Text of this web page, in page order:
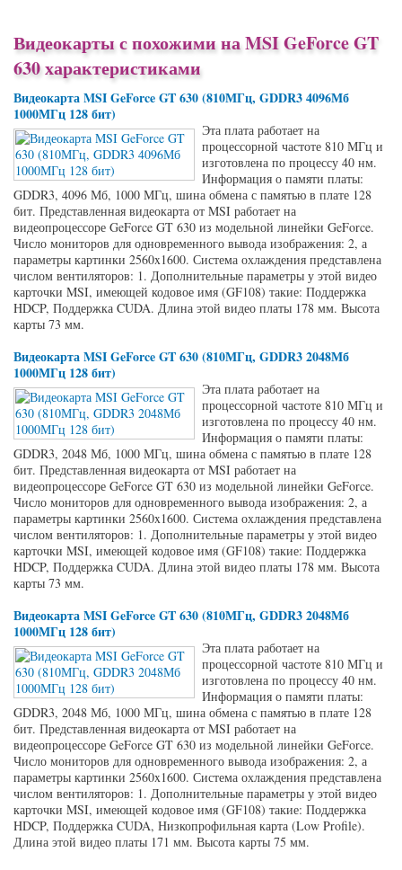
Видеокарты с похожими на MSI GeForce GT
630 характеристиками
Видеокарта MSI GeForce GT 630 (810МГц, GDDR3 4096Мб
1000МГц 128 бит)
Эта плата работает на
процессорной частоте 810 МГц и
изготовлена по процессу 40 нм.
Информация о памяти платы:
GDDR3, 4096 Мб, 1000 МГц, шина обмена с памятью в плате 128
бит. Представленная видеокарта от MSI работает на
видеопроцессоре GeForce GT 630 из модельной линейки GeForce.
Число мониторов для одновременного вывода изображения: 2, а
параметры картинки 2560x1600. Система охлаждения представлена
числом вентиляторов: 1. Дополнительные параметры у этой видео
карточки MSI, имеющей кодовое имя (GF108) такие: Поддержка
HDCP, Поддержка CUDA. Длина этой видео платы 178 мм. Высота
карты 73 мм.
Видеокарта MSI GeForce GT 630 (810МГц, GDDR3 2048Мб
1000МГц 128 бит)
Эта плата работает на
процессорной частоте 810 МГц и
изготовлена по процессу 40 нм.
Информация о памяти платы:
GDDR3, 2048 Мб, 1000 МГц, шина обмена с памятью в плате 128
бит. Представленная видеокарта от MSI работает на
видеопроцессоре GeForce GT 630 из модельной линейки GeForce.
Число мониторов для одновременного вывода изображения: 2, а
параметры картинки 2560x1600. Система охлаждения представлена
числом вентиляторов: 1. Дополнительные параметры у этой видео
карточки MSI, имеющей кодовое имя (GF108) такие: Поддержка
HDCP, Поддержка CUDA. Длина этой видео платы 178 мм. Высота
карты 73 мм.
Видеокарта MSI GeForce GT 630 (810МГц, GDDR3 2048Мб
1000МГц 128 бит)
Эта плата работает на
процессорной частоте 810 МГц и
изготовлена по процессу 40 нм.
Информация о памяти платы:
GDDR3, 2048 Мб, 1000 МГц, шина обмена с памятью в плате 128
бит. Представленная видеокарта от MSI работает на
видеопроцессоре GeForce GT 630 из модельной линейки GeForce.
Число мониторов для одновременного вывода изображения: 2, а
параметры картинки 2560x1600. Система охлаждения представлена
числом вентиляторов: 1. Дополнительные параметры у этой видео
карточки MSI, имеющей кодовое имя (GF108) такие: Поддержка
HDCP, Поддержка CUDA, Низкопрофильная карта (Low Profile).
Длина этой видео платы 171 мм. Высота карты 75 мм.